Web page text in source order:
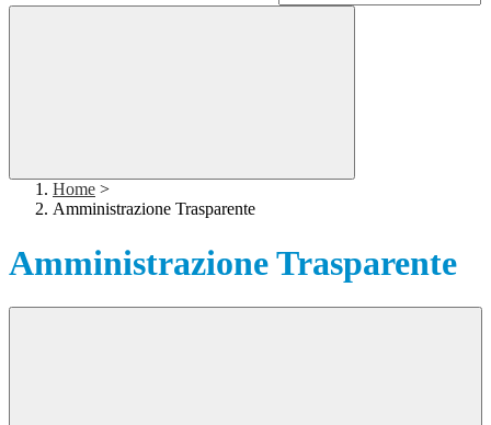
Home >
Amministrazione Trasparente
Amministrazione Trasparente